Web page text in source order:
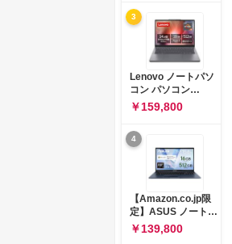
型/Core
i5/16GB/SSD
512GB/ホワイト)
FMVWK3E15W_AZ
3
Lenovo ノートパソ
コン パソコン
IdeaPad Slim 3 14.0
インチ AMD
Ryzen™ 5 8640HS
メモリ16GB
SSD512GB
Microsoft 365 試用
版 Windows11 バッ
テリー駆動12.6時間
重量1.39kg ルナグレ
ー 83K9003JJP ノー
トPC
￥159,800
4
【Amazon.co.jp限
定】ASUS ノートパ
ソコン Vivobook 15
M1502NAQ 15.6イ
￥139,800